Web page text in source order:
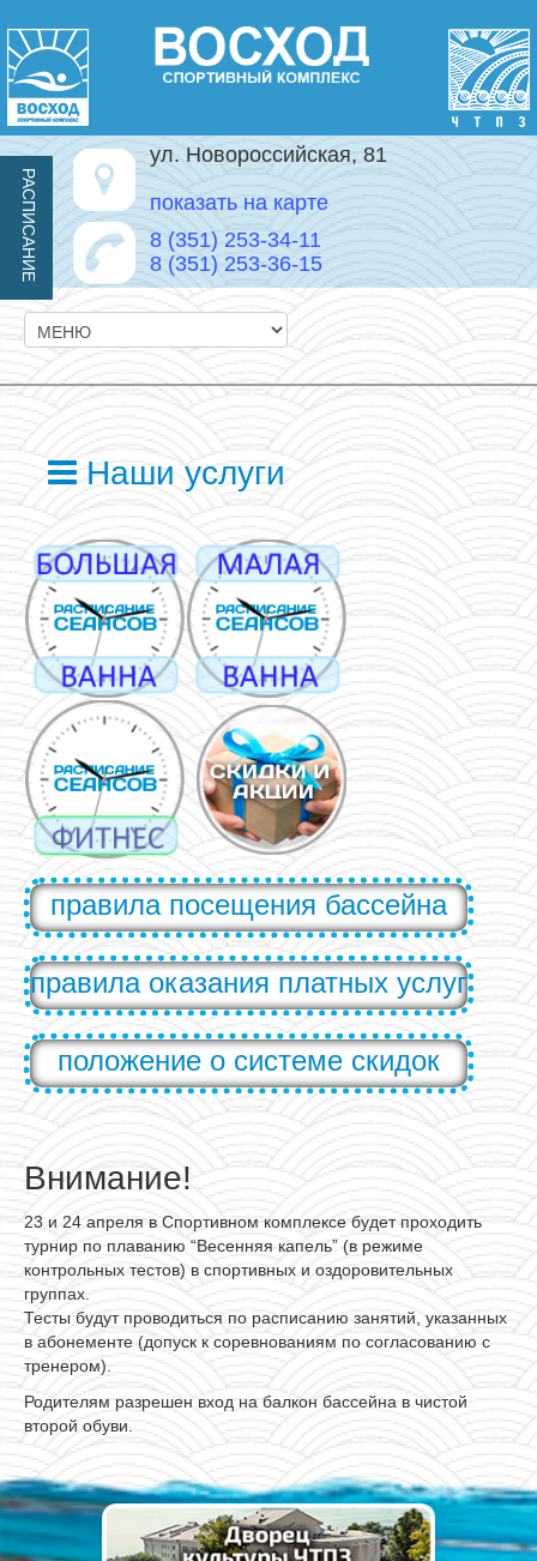
ул. Новороссийская, 81
показать на карте
8 (351) 253-34-11
8 (351) 253-36-15
РАСПИСАНИЕ
правила посещения бассейна
правила оказания платных услуг
положение о системе скидок
Внимание!
23 и 24 апреля в Спортивном комплексе будет проходить
турнир по плаванию “Весенняя капель” (в режиме
контрольных тестов) в спортивных и оздоровительных
группах.
Тесты будут проводиться по расписанию занятий, указанных
в абонементе (допуск к соревнованиям по согласованию с
тренером).
Родителям разрешен вход на балкон бассейна в чистой
второй обуви.